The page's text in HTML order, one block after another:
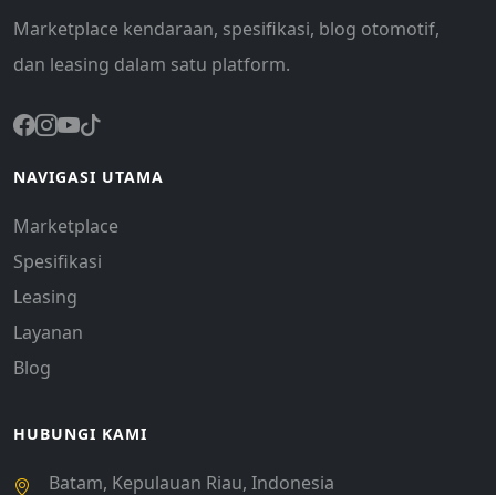
Marketplace kendaraan, spesifikasi, blog otomotif,
dan leasing dalam satu platform.
NAVIGASI UTAMA
Marketplace
Spesifikasi
Leasing
Layanan
Blog
HUBUNGI KAMI
Batam, Kepulauan Riau, Indonesia